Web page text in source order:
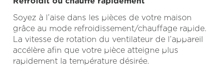
Soyez à l’aise dans les pièces de votre maison
grâce au mode refroidissement/chauffage rapide.
La vitesse de rotation du ventilateur de l’appareil
accélère afin que votre pièce atteigne plus
rapidement la température désirée.